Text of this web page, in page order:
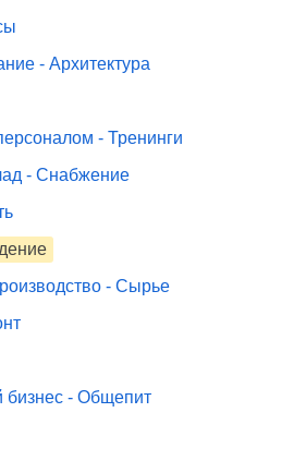
- Архитектура
- Тренинги
- Снабжение
- Сырье
бизнес - Общепит